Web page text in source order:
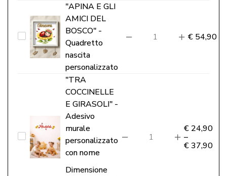
decorativa
cameretta
DEL
BOSCO"
personalizzato
"APINA
Quadretto
nascita
personalizzato
"APINA E GLI
AMICI DEL
BOSCO" -
Quadretto
nascita
personalizzato
€ 54,90
"TRA
COCCINELLE
"TRA
COCCINELLE
E GIRASOLI" -
Adesivo
murale
personalizzato
con nome
Dimensione
€ 24,90
–
€37,90